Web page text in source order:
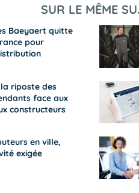
SUR LE MÊME
Baeyaert quitte
pour
la riposte des
face aux
constructeurs
en ville,
exigée